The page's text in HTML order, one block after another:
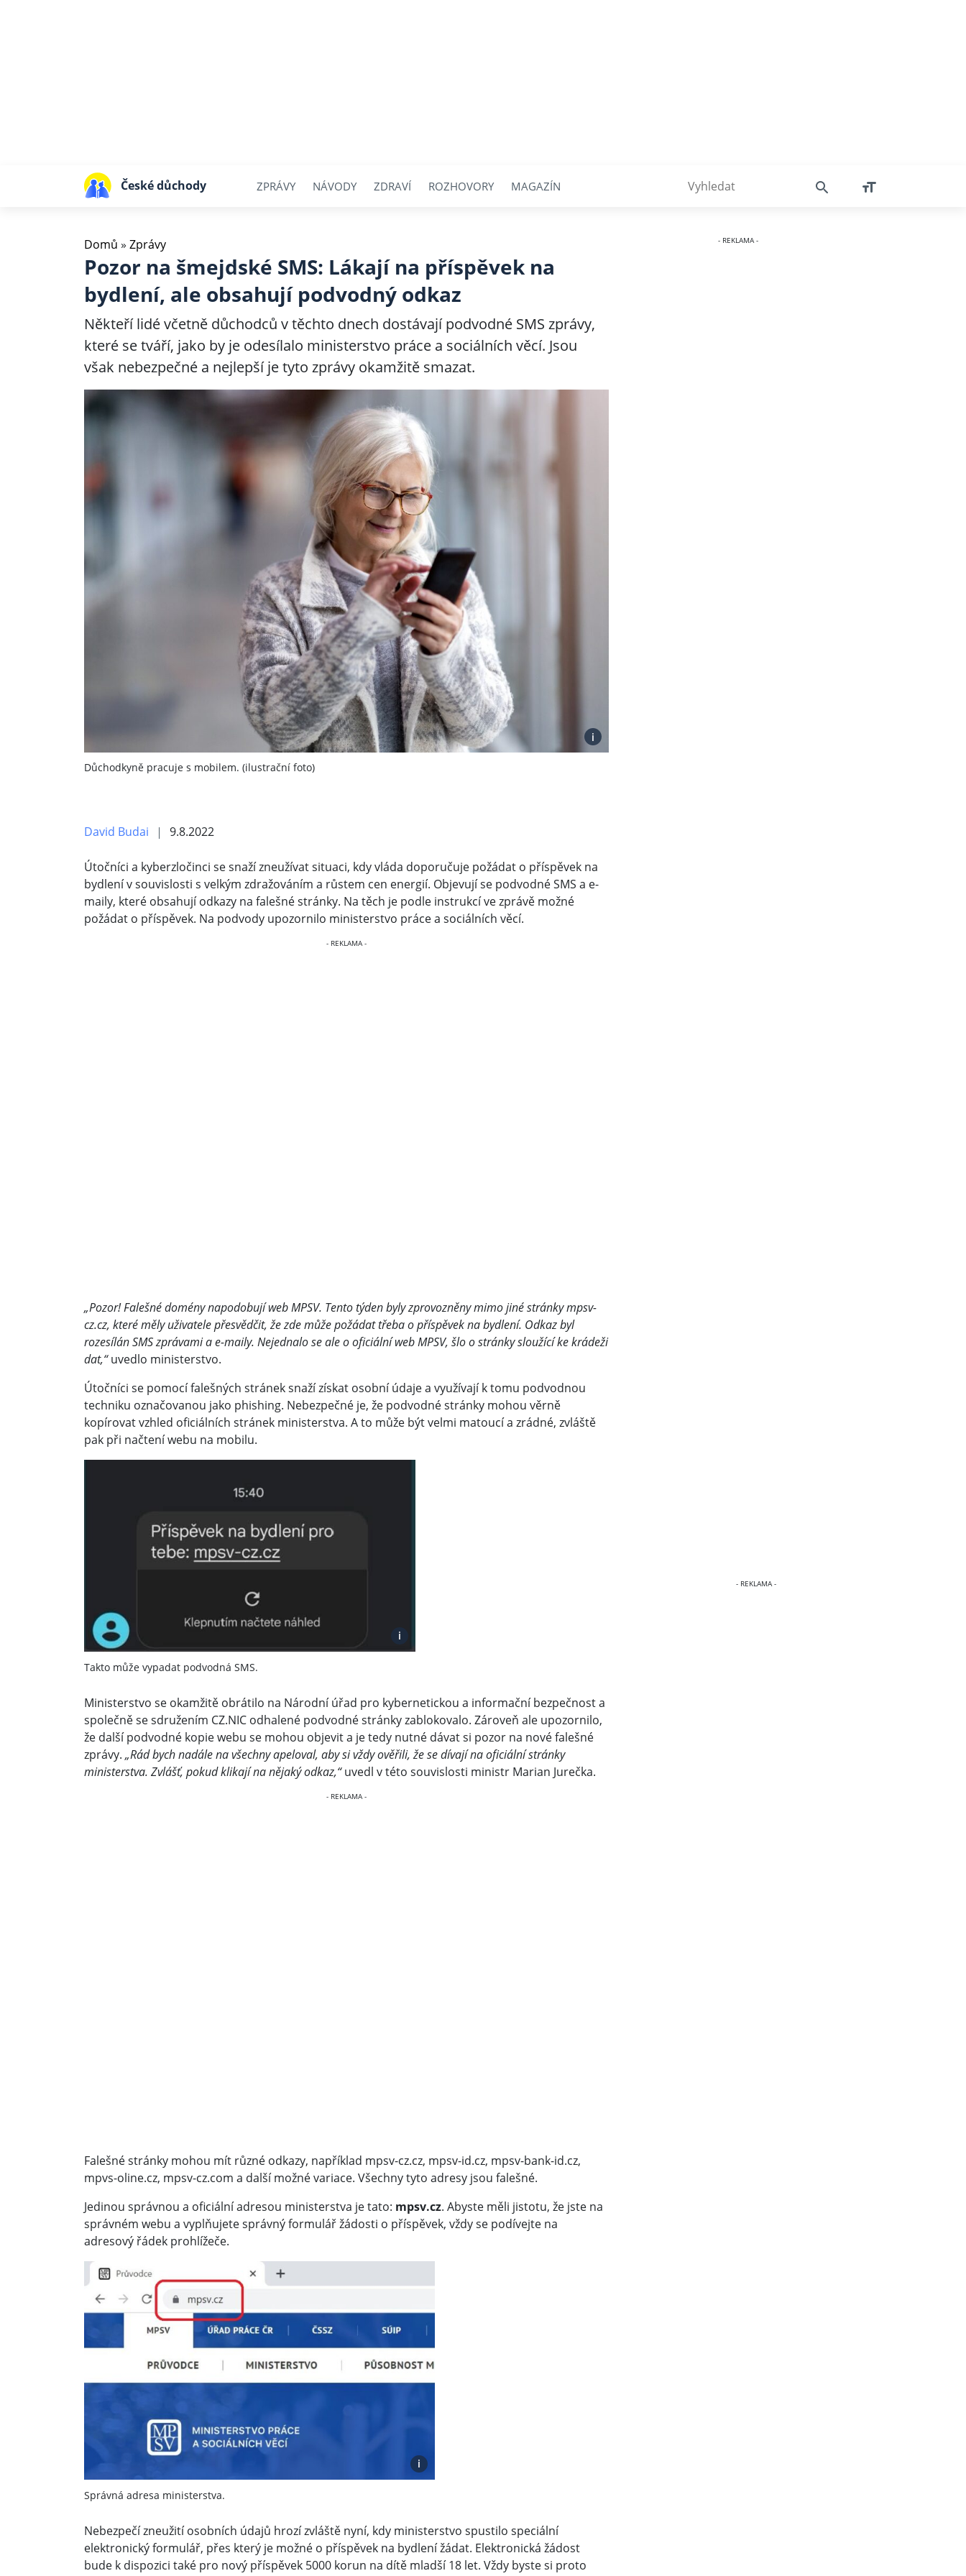
České důchody ZPRÁVY NÁVODY ZDRAVÍ ROZHOVORY MAGAZÍN
Domů » Zprávy
Pozor na šmejdské SMS: Lákají na příspěvek na
bydlení, ale obsahují podvodný odkaz
Někteří lidé včetně důchodců v těchto dnech dostávají podvodné SMS zprávy,
které se tváří, jako by je odesílalo ministerstvo práce a sociálních věcí. Jsou
však nebezpečné a nejlepší je tyto zprávy okamžitě smazat.
i
Důchodkyně pracuje s mobilem. (ilustrační foto)
David Budai 9.8.2022
Útočníci a kyberzločinci se snaží zneužívat situaci, kdy vláda doporučuje požádat o příspěvek na
bydlení v souvislosti s velkým zdražováním a růstem cen energií. Objevují se podvodné SMS a e-
maily, které obsahují odkazy na falešné stránky. Na těch je podle instrukcí ve zprávě možné
požádat o příspěvek. Na podvody upozornilo ministerstvo práce a sociálních věcí.
„Pozor! Falešné domény napodobují web MPSV. Tento týden byly zprovozněny mimo jiné stránky mpsv-
cz.cz, které měly uživatele přesvědčit, že zde může požádat třeba o příspěvek na bydlení. Odkaz byl
rozesílán SMS zprávami a e-maily. Nejednalo se ale o oficiální web MPSV, šlo o stránky sloužící ke krádeži
dat,“uvedlo ministerstvo.
Útočníci se pomocí falešných stránek snaží získat osobní údaje a využívají k tomu podvodnou
techniku označovanou jako phishing. Nebezpečné je, že podvodné stránky mohou věrně
kopírovat vzhled oficiálních stránek ministerstva. A to může být velmi matoucí a zrádné, zvláště
pak při načtení webu na mobilu.
i
Takto může vypadat podvodná SMS.
Ministerstvo se okamžitě obrátilo na Národní úřad pro kybernetickou a informační bezpečnost a
společně se sdružením CZ.NIC odhalené podvodné stránky zablokovalo. Zároveň ale upozornilo,
že další podvodné kopie webu se mohou objevit a je tedy nutné dávat si pozor na nové falešné
zprávy. „Rád bych nadále na všechny apeloval, aby si vždy ověřili, že se dívají na oficiální stránky
ministerstva. Zvlášť, pokud klikají na nějaký odkaz,“uvedl v této souvislosti ministr Marian Jurečka.
Falešné stránky mohou mít různé odkazy, například mpsv-cz.cz, mpsv-id.cz, mpsv-bank-id.cz,
mpvs-oline.cz, mpsv-cz.com a další možné variace. Všechny tyto adresy jsou falešné.
Jedinou správnou a oficiální adresou ministerstva je tato: mpsv.cz. Abyste měli jistotu, že jste na
správném webu a vyplňujete správný formulář žádosti o příspěvek, vždy se podívejte na
adresový řádek prohlížeče.
i
Správná adresa ministerstva.
Nebezpečí zneužití osobních údajů hrozí zvláště nyní, kdy ministerstvo spustilo speciální
elektronický formulář, přes který je možné o příspěvek na bydlení žádat. Elektronická žádost
bude k dispozici také pro nový příspěvek 5000 korun na dítě mladší 18 let. Vždy byste si proto